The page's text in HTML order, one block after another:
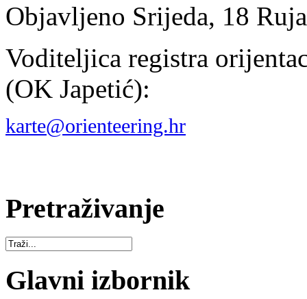
Objavljeno Srijeda, 18
Voditeljica registra
(OK Japetić):
karte@orienteering.hr
Pretraživanje
Glavni izbornik